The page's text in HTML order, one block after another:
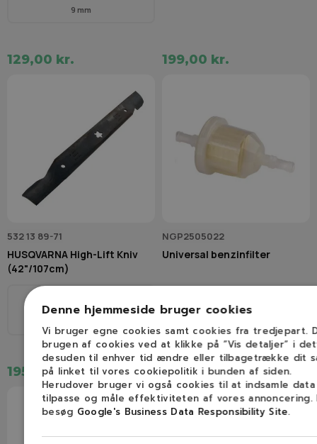
9 mm
129,00 kr. 199,00 kr.
532 13 89-71
HUSQVARNA High-Lift Kniv
(42"/107cm)
195,00 kr.
NGP2505022
Universal benzinfilter
37,50 kr.
Denne hjemmeside bruger cookies
Vi bruger egne cookies samt cookies fra tredjepart.
brugen af cookies ved at klikke på ”Vis detaljer” i
desuden til enhver tid ændre eller tilbagetrække dit
på linket til vores cookiepolitik i bunden af siden.
Herudover bruger vi også cookies til at indsamle
tilpasse og måle effektiviteten af vores annoncering.
besøg Google's Business Data Responsibility Site.